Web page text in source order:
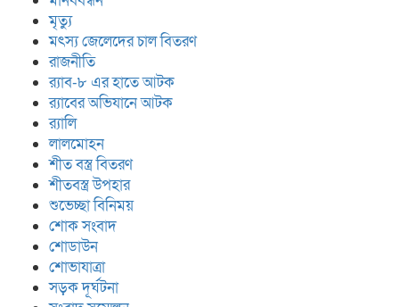
মৃত্যু
মৎস্য জেলেদের চাল বিতরণ
রাজনীতি
র‍্যাব-৮ এর হাতে আটক
র‍্যাবের অভিযানে আটক
র‍্যালি
লালমোহন
শীত বস্ত্র বিতরণ
শীতবস্ত্র উপহার
শুভেচ্ছা বিনিময়
শোক সংবাদ
শোডাউন
শোভাযাত্রা
সড়ক দূর্ঘটনা